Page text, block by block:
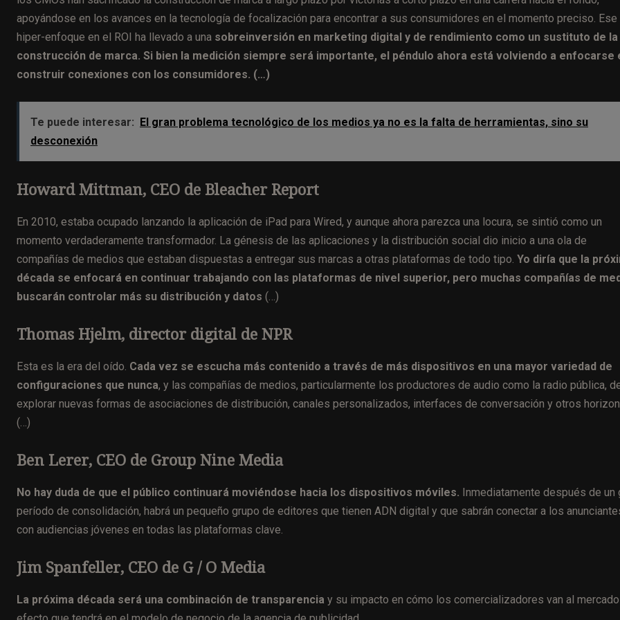
apoyándose en los avances en la tecnología de focalización para encontrar a sus consumidores en el momento preciso. Ese
hiper-enfoque en el ROI ha llevado a una sobreinversión en marketing digital y de rendimiento como un sustituto de la
construcción de marca. Si bien la medición siempre será importante, el péndulo ahora está volviendo a enfocarse
construir conexiones con los consumidores. (…)
Te puede interesar:
El gran problema tecnológico de los medios ya no es la falta de herramientas, sino su
desconexión
Howard Mittman, CEO de Bleacher Report
En 2010, estaba ocupado lanzando la aplicación de iPad para Wired, y aunque ahora parezca una locura, se sintió como un
momento verdaderamente transformador. La génesis de las aplicaciones y la distribución social dio inicio a una ola de
compañías de medios que estaban dispuestas a entregar sus marcas a otras plataformas de todo tipo. Yo diría que la
década se enfocará en continuar trabajando con las plataformas de nivel superior, pero muchas compañías de
buscarán controlar más su distribución y datos (…)
Thomas Hjelm, director digital de NPR
Esta es la era del oído. Cada vez se escucha más contenido a través de más dispositivos en una mayor variedad de
configuraciones que nunca, y las compañías de medios, particularmente los productores de audio como la radio pública,
explorar nuevas formas de asociaciones de distribución, canales personalizados, interfaces de conversación y otros
(…)
Ben Lerer, CEO de Group Nine Media
No hay duda de que el público continuará moviéndose hacia los dispositivos móviles. Inmediatamente después de un
período de consolidación, habrá un pequeño grupo de editores que tienen ADN digital y que sabrán conectar a los
con audiencias jóvenes en todas las plataformas clave.
Jim Spanfeller, CEO de G / O Media
La próxima década será una combinación de transparencia y su impacto en cómo los comercializadores van al mercado